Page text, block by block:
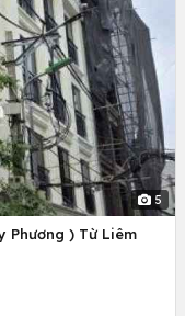
5
Phương ) Từ Liêm